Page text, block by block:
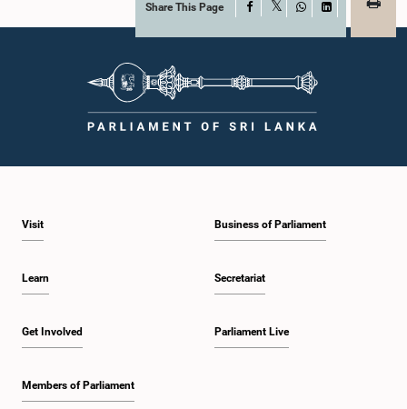
Share This Page Facebook
WhatsAppLinkedIn
Visit
Learn
Get Involved
Members of Parliament
Business of Parliament
Secretariat
Parliament Live